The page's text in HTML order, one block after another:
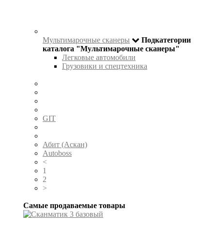
Мультимарочные сканеры
Подкатегории
каталога "Мультимарочные сканеры"
Легковые автомобили
Грузовики и спецтехника
GIT
Абит (Аскан)
Autoboss
<
1
2
>
Самые продаваемые товары